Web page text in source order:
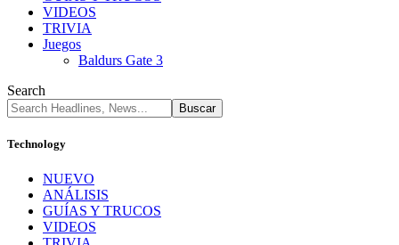
VIDEOS
TRIVIA
Juegos
Baldurs Gate 3
Search
Technology
NUEVO
ANÁLISIS
GUÍAS Y TRUCOS
VIDEOS